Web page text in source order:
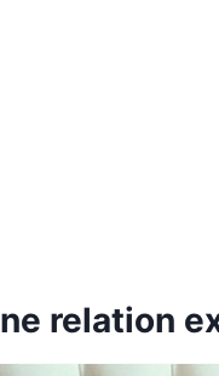
relation